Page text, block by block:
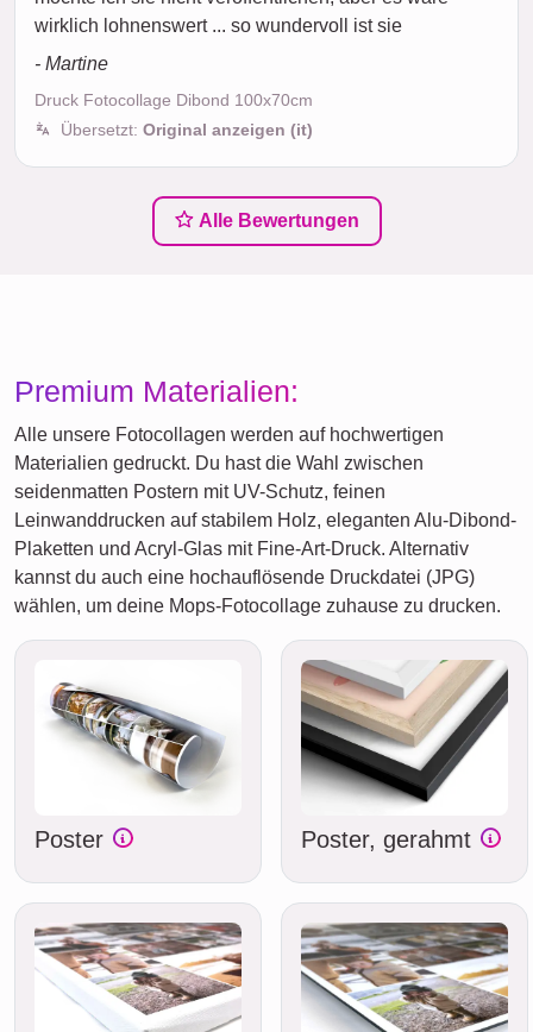
wirklich lohnenswert ... so wundervoll ist sie
- Martine
Druck Fotocollage Dibond 100x70cm
Übersetzt: Original anzeigen (it)
Alle Bewertungen
Premium Materialien:
Alle unsere Fotocollagen werden auf hochwertigen
Materialien gedruckt. Du hast die Wahl zwischen
seidenmatten Postern mit UV-Schutz, feinen
Leinwanddrucken auf stabilem Holz, eleganten Alu-Dibond-
Plaketten und Acryl-Glas mit Fine-Art-Druck. Alternativ
kannst du auch eine hochauflösende Druckdatei (JPG)
wählen, um deine Mops-Fotocollage zuhause zu drucken.
Poster Poster, gerahmt